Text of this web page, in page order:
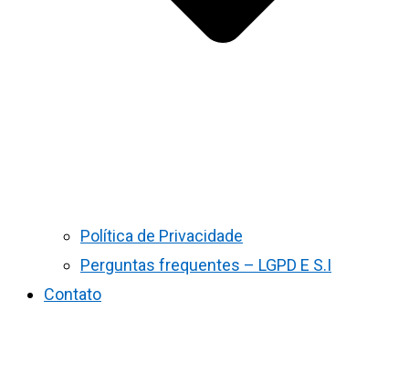
Política de Privacidade
Perguntas frequentes – LGPD E S.I
Contato